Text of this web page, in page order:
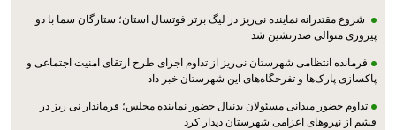
شروع مقتدرانه نماینده نی‌ریز در لیگ برتر فوتسال استان؛ ستارگان سما با دو
پیروزی متوالی صدرنشین شد
فرمانده انتظامی شهرستان نی‌ریز از تداوم اجرای طرح ارتقای امنیت اجتماعی و
پاکسازی پارک‌ها و تفرجگاه‌های این شهرستان خبر داد
تداوم حضور میدانی مسئولان بدنبال حضور نماینده مجلس؛ فرماندار نی ریز در
قشم از نیروهای اعزامی شهرستان دیدار کرد